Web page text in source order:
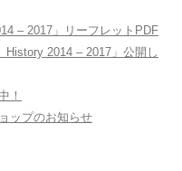
– 2017」リーフレットPDF
2014 – 2017」公開し
！
ップのお知らせ